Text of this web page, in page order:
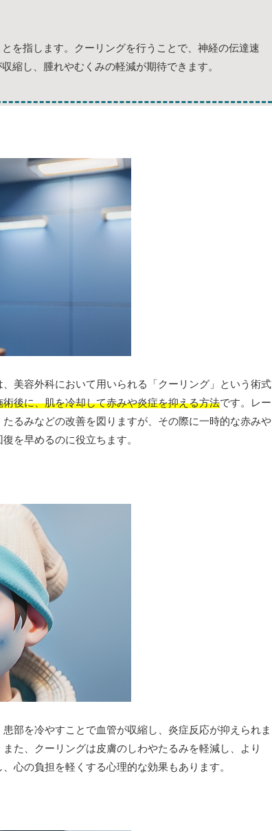
を指します。クーリングを行うことで、神経の伝達速
縮し、腫れやむくみの軽減が期待できます。
美容外科において用いられる「クーリング」という術式
後に、肌を冷却して赤みや炎症を抑える方法です。レー
るみなどの改善を図りますが、その際に一時的な赤みや
を早めるのに役立ちます。
部を冷やすことで血管が収縮し、炎症反応が抑えられま
た、クーリングは皮膚のしわやたるみを軽減し、より
心の負担を軽くする心理的な効果もあります。